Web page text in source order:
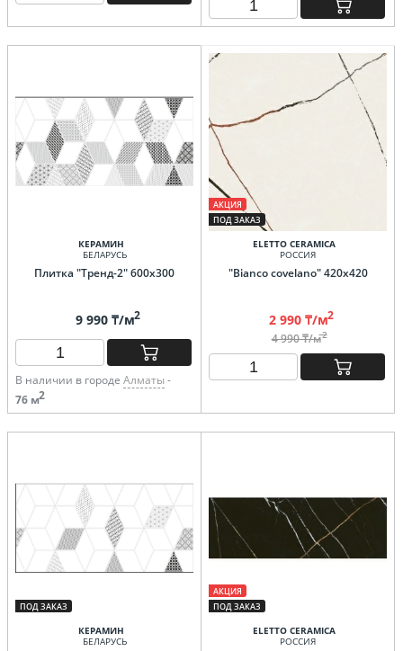
КЕРАМИН
БЕЛАРУСЬ
Плитка "Тренд-2" 600х300
9 990 ₸/м2
В наличии в городе Алматы -
76 м2
АКЦИЯ
ПОД ЗАКАЗ
ELETTO CERAMICA
РОССИЯ
"Bianco covelano" 420х420
2 990 ₸/м2
4 990 ₸/м2
ПОД ЗАКАЗ
КЕРАМИН
БЕЛАРУСЬ
АКЦИЯ
ПОД ЗАКАЗ
ELETTO CERAMICA
РОССИЯ